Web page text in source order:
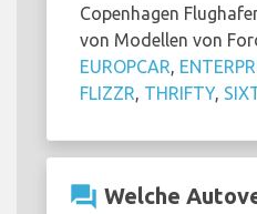
Copenhagen
von Modellen von
EUROPCAR
FLIZZR THRIFTY,
question_answer Welche